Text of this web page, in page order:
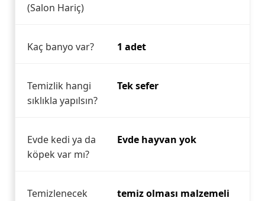
(Salon Hariç)
Kaç banyo var? 1 adet
Temizlik hangi
sıklıkla yapılsın?
Tek sefer
Evde kedi ya da
köpek var mı?
Evde hayvan yok
Temizlenecek
temiz olması malzemeli